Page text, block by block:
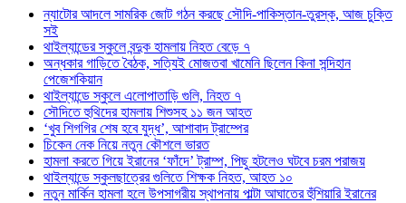
ন্যাটোর আদলে সামরিক জোট গঠন করছে সৌদি-পাকিস্তান-তুরস্ক, আজ চুক্তি
সই
থাইল্যান্ডের স্কুলে বন্দুক হামলায় নিহত বেড়ে ৭
অন্ধকার গাড়িতে বৈঠক, সত্যিই মোজতবা খামেনি ছিলেন কিনা সন্দিহান
পেজেশকিয়ান
থাইল্যান্ডে স্কুলে এলোপাতাড়ি গুলি, নিহত ৭
সৌদিতে হুথিদের হামলায় শিশুসহ ১১ জন আহত
‘খুব শিগগির শেষ হবে যুদ্ধ’, আশাবাদ ট্রাম্পের
চিকেন নেক নিয়ে নতুন কৌশলে ভারত
হামলা করতে গিয়ে ইরানের ‘ফাঁদে’ ট্রাম্প, পিছু হটলেও ঘটবে চরম পরাজয়
থাইল্যান্ডে স্কুলছাত্রের গুলিতে শিক্ষক নিহত, আহত ১০
নতুন মার্কিন হামলা হলে উপসাগরীয় স্থাপনায় পাল্টা আঘাতের হুঁশিয়ারি ইরানের